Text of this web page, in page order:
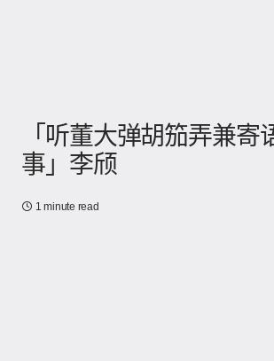
「听董大弹胡笳弄兼寄
事」李颀
1 minute read